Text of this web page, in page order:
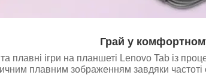
Грай у
плавні ігри на планшеті Lenovo Tab із
плавним зображенням завдяки